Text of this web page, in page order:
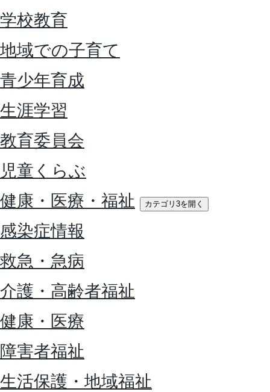
学校教育
地域での子育て
青少年育成
生涯学習
教育委員会
児童くらぶ
健康・医療・福祉
カテゴリ3を開く
感染症情報
救急・急病
介護・高齢者福祉
健康・医療
障害者福祉
生活保護・地域福祉